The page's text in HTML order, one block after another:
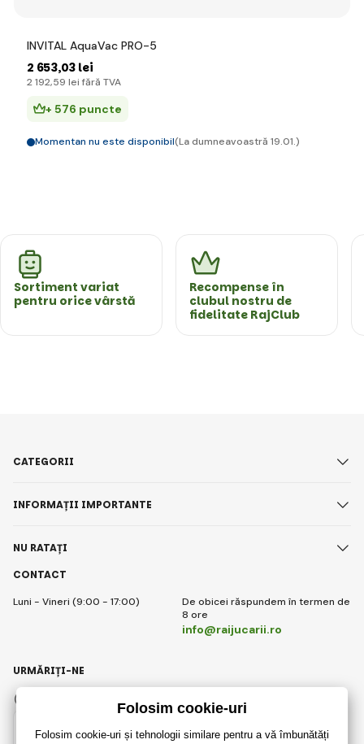
INVITAL AquaVac PRO-5
2 653,03 lei
2 192,59 lei fără TVA
+ 576 puncte
Momentan nu este disponibil(La dumneavoastră 19.01.)
Sortiment variat
pentru orice vârstă
Recompense în
clubul nostru de
fidelitate RajClub
CONTACT
Luni - Vineri (9:00 - 17:00)
De obicei răspundem în termen de
8 ore
info@raijucarii.ro
CATEGORII
INFORMAȚII IMPORTANTE
NU RATAȚI
Romanian
URMĂRIȚI-NE
Instagram